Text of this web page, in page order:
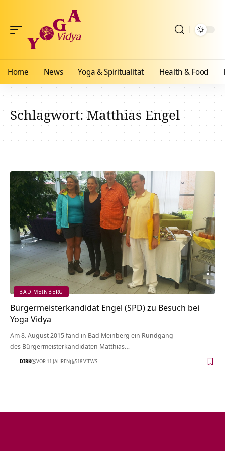
Home News Yoga & Spiritualität Health & Food
Schlagwort:Matthias Engel
BAD MEINBERG
Bürgermeisterkandidat Engel (SPD) zu Besuch bei
Yoga Vidya
Am 8. August 2015 fand in Bad Meinberg ein Rundgang
des Bürgermeisterkandidaten Matthias…
DIRK VOR 11 JAHREN 518 VIEWS